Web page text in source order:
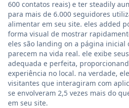
600 contatos reais) e ter steadily
para mais de 6.000 seguidores
alimentar em seu site. eles added
forma visual de mostrar
eles são landing on a página inicial
parecem na vida real. ele exibe
adequada e perfeita,
experiência no local. na verdade,
visitantes que interagiram com
se envolveram 2,5 vezes mais do
em seu site.